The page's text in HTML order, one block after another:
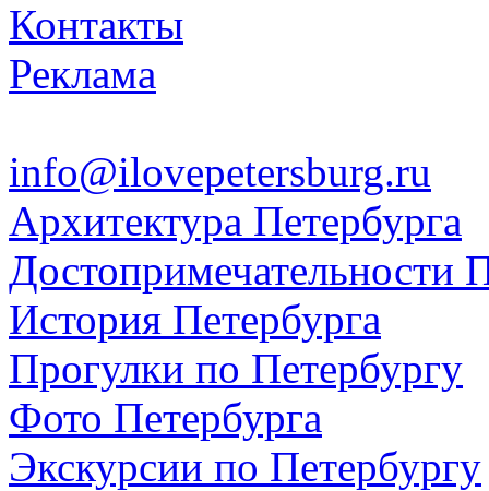
Контакты
Реклама
info@ilovepetersburg.ru
Архитектура Петербурга
Достопримечательности
История Петербурга
Прогулки по Петербургу
Фото Петербурга
Экскурсии по Петербургу